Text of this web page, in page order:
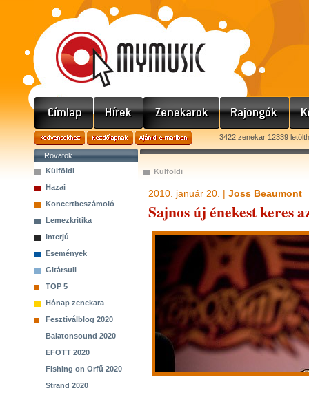
3422 zenekar 12339
Rovatok
Külföldi
Hazai
Koncertbeszámoló
Lemezkritika
Interjú
Események
Gitársuli
TOP 5
Hónap zenekara
Fesztiválblog 2020
Balatonsound 2020
EFOTT 2020
Fishing on Orfű 2020
Strand 2020
Külföldi
2010. január 20. | Joss Beaumont
Sajnos új énekest keres